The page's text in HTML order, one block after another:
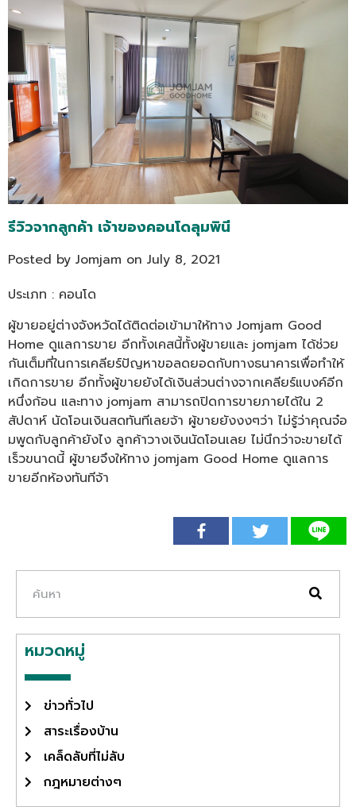
รีวิวจากลูกค้า เจ้าของคอนโดลุมพินี
Posted by Jomjam on July 8, 2021
ประเภท : คอนโด
ผู้ขายอยู่ต่างจังหวัดได้ติดต่อเข้ามาให้ทาง Jomjam Good
Home ดูแลการขาย อีกทั้งเคสนี้ทั้งผู้ขายและ jomjam ได้ช่วย
กันเต็มที่ในการเคลียร์ปัญหาขอลดยอดกับทางธนาคารเพื่อทำให้
เกิดการขาย อีกทั้งผู้ขายยังได้เงินส่วนต่างจากเคลียร์แบงค์อีก
หนึ่งก้อน และทาง jomjam สามารถปิดการขายภายได้ใน 2
สัปดาห์ นัดโอนเงินสดทันทีเลยจ้า ผู้ขายยังงงๆว่า ไม่รู้ว่าคุณจ๋อ
มพูดกับลูกค้ายังไง ลูกค้าวางเงินนัดโอนเลย ไม่นึกว่าจะขายได้
เร็วขนาดนี้ ผู้ขายจึงให้ทาง jomjam Good Home ดูแลการ
ขายอีกห้องทันทีจ้า
หมวดหมู่
ข่าวทั่วไป
สาระเรื่องบ้าน
เคล็ดลับที่ไม่ลับ
กฎหมายต่างๆ